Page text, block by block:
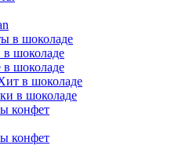
в шоколаде
шоколаде
шоколаде
в шоколаде
в шоколаде
конфет
конфет